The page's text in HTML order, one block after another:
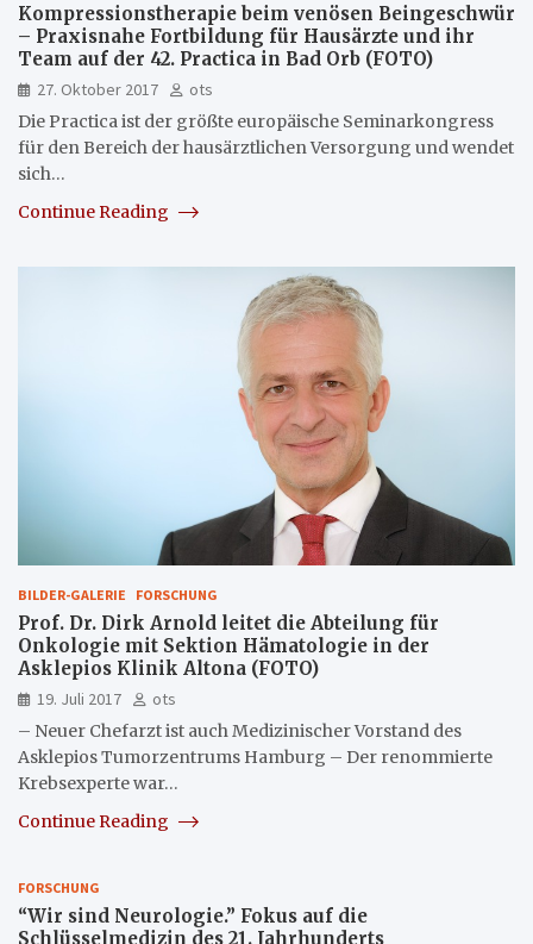
Kompressionstherapie beim venösen Beingeschwür
– Praxisnahe Fortbildung für Hausärzte und ihr
Team auf der 42. Practica in Bad Orb (FOTO)
27. Oktober 2017
ots
Die Practica ist der größte europäische Seminarkongress
für den Bereich der hausärztlichen Versorgung und wendet
sich…
Continue Reading
BILDER-GALERIE FORSCHUNG
Prof. Dr. Dirk Arnold leitet die Abteilung für
Onkologie mit Sektion Hämatologie in der
Asklepios Klinik Altona (FOTO)
19. Juli 2017
ots
– Neuer Chefarzt ist auch Medizinischer Vorstand des
Asklepios Tumorzentrums Hamburg – Der renommierte
Krebsexperte war…
Continue Reading
FORSCHUNG
“Wir sind Neurologie.” Fokus auf die
Schlüsselmedizin des 21. Jahrhunderts